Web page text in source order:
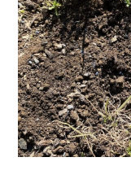
ク
リ
エ
イ
タ
ー /
C
R
E
A